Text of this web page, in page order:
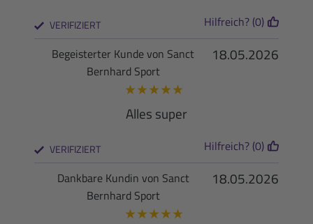
VERIFIZIERT Hilfreich? (0)
18.05.2026
Begeisterter Kunde von Sanct
Bernhard Sport
★★★★★
Alles super
VERIFIZIERT Hilfreich? (0)
18.05.2026
Dankbare Kundin von Sanct
Bernhard Sport
★★★★★